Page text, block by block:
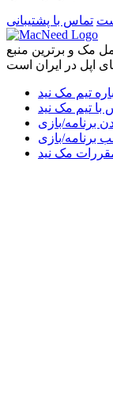
تماس با پشتیبانی
مک و برترین منبع
تیم مک نید
با تیم مک نید
برنامه/بازی
برنامه/بازی
مک نید